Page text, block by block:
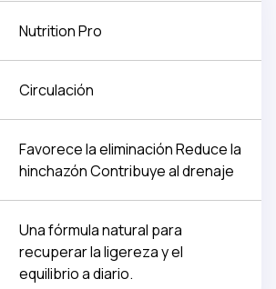
Nutrition Pro
Circulación
Favorece la eliminación Reduce la
hinchazón Contribuye al drenaje
Una fórmula natural para
recuperar la ligereza y el
equilibrio a diario.